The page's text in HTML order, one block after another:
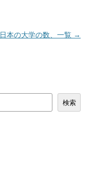
日本の大学の数、一覧 →
検索